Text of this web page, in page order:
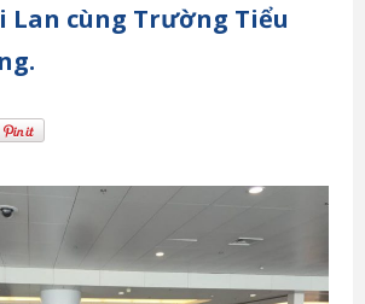
Lan cùng Trường Tiểu